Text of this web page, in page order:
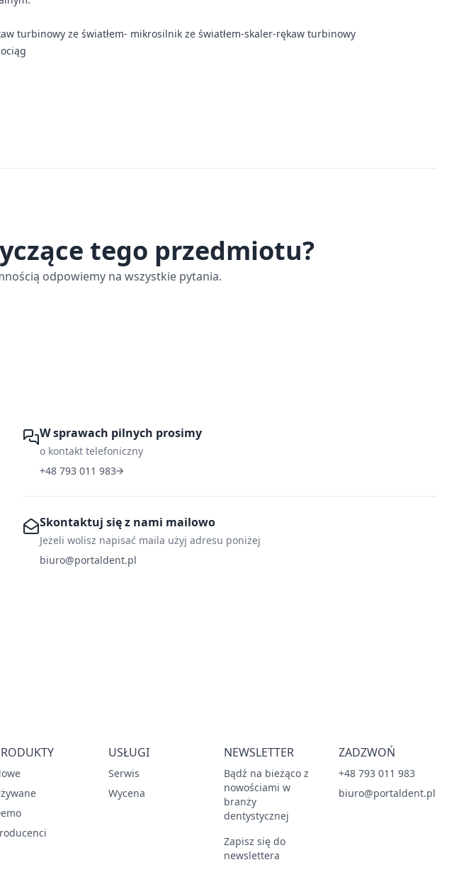
turbinowy ze światłem- mikrosilnik ze światłem-skaler-rękaw turbinowy
tego przedmiotu?
odpowiemy na wszystkie pytania.
W sprawach pilnych prosimy
o kontakt telefoniczny
+48 793 011 983
Skontaktuj się z nami mailowo
Jeżeli wolisz napisać maila użyj adresu poniżej
biuro@portaldent.pl
USŁUGI
Serwis
Wycena
NEWSLETTER
Bądź na bieżąco z
nowościami w
branży
dentystycznej
Zapisz się do
newslettera
ZADZWOŃ
+48 793 011 983
biuro@portaldent.pl